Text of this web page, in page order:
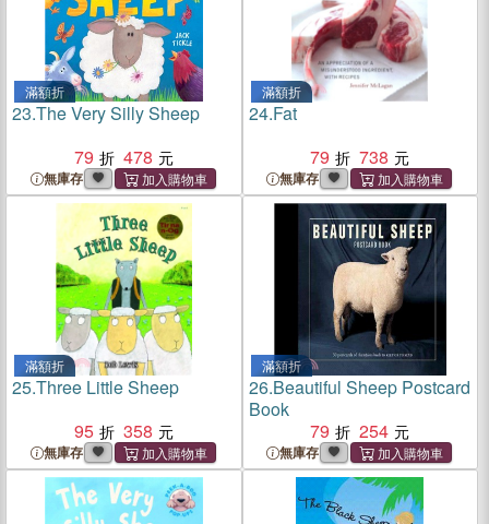
滿額折
23.The Very Silly Sheep
79
478
無庫存
滿額折
24.Fat
79
738
無庫存
滿額折
25.Three Little Sheep
95
358
無庫存
滿額折
26.Beautiful Sheep Postcard
Book
79
254
無庫存